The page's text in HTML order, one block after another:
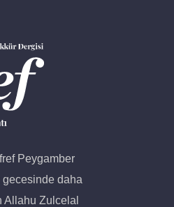
Peygamber
gecesinde daha
Allahu Zulcelal